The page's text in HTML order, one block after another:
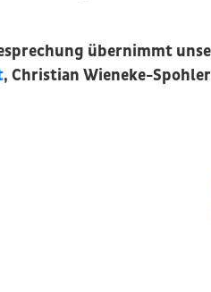
übernimmt
, Christian Wieneke-